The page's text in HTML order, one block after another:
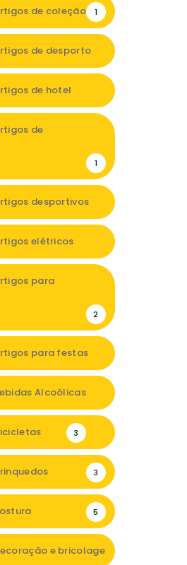
de coleção 1
de desporto
de hotel
de
1
desportivos
elétricos
para
2
para festas
Alcoólicas
3
3
5
e bricolage